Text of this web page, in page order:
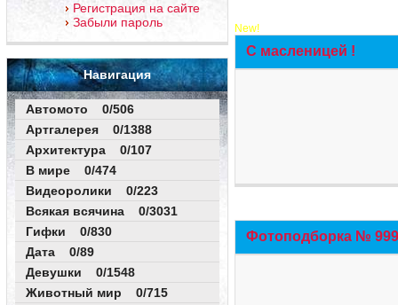
Регистрация на сайте
Забыли пароль
Навигация
Автомото 0/506
Артгалерея 0/1388
Архитектура 0/107
В мире 0/474
Видеоролики 0/223
Всякая всячина 0/3031
Гифки 0/830
Дата 0/89
Девушки 0/1548
Животный мир 0/715
New!
С масленицей !
Фотоподборка №